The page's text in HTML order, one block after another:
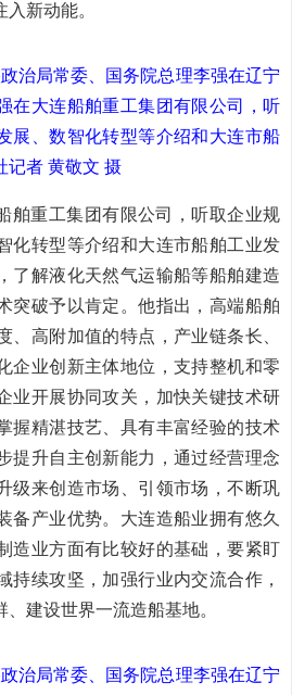
新动能。
治局常委、国务院总理李强在辽宁
在大连船舶重工集团有限公司，听
展、数智化转型等介绍和大连市船
记者 黄敬文 摄
舶重工集团有限公司，听取企业规
化转型等介绍和大连市船舶工业发
了解液化天然气运输船等船舶建造
突破予以肯定。他指出，高端船舶
、高附加值的特点，产业链条长、
企业创新主体地位，支持整机和零
业开展协同攻关，加快关键技术研
握精湛技艺、具有丰富经验的技术
提升自主创新能力，通过经营理念
级来创造市场、引领市场，不断巩
备产业优势。大连造船业拥有悠久
造业方面有比较好的基础，要紧盯
持续攻坚，加强行业内交流合作，
建设世界一流造船基地。
治局常委、国务院总理李强在辽宁